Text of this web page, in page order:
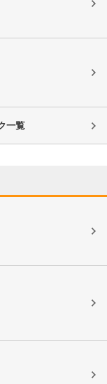
一覧